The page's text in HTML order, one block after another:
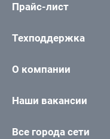
Прайс-лист
Техподдержка
О компании
Наши вакансии
Все города сети